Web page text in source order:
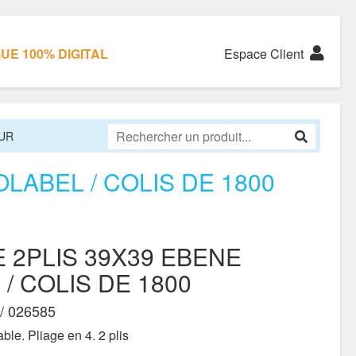
100% DIGITAL Espace Client
/ COLIS DE 1800
2PLIS 39X39 EBENE
COLIS DE 1800
026585
Pliage en 4. 2 plis